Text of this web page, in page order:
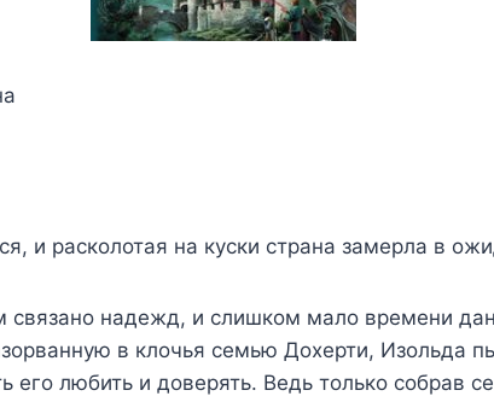
и расколотая на куски страна замерла в
надежд, и слишком мало времени
в клочья семью Дохерти, Изольда
его любить и доверять. Ведь только собрав